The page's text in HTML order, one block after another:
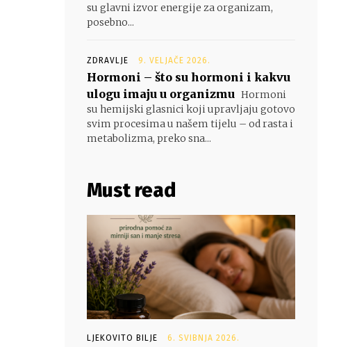
su glavni izvor energije za organizam,
posebno...
ZDRAVLJE 9. VELJAČE 2026.
Hormoni – što su hormoni i kakvu
ulogu imaju u organizmu Hormoni
su hemijski glasnici koji upravljaju gotovo
svim procesima u našem tijelu – od rasta i
metabolizma, preko sna...
Must read
LJEKOVITO BILJE 6. SVIBNJA 2026.